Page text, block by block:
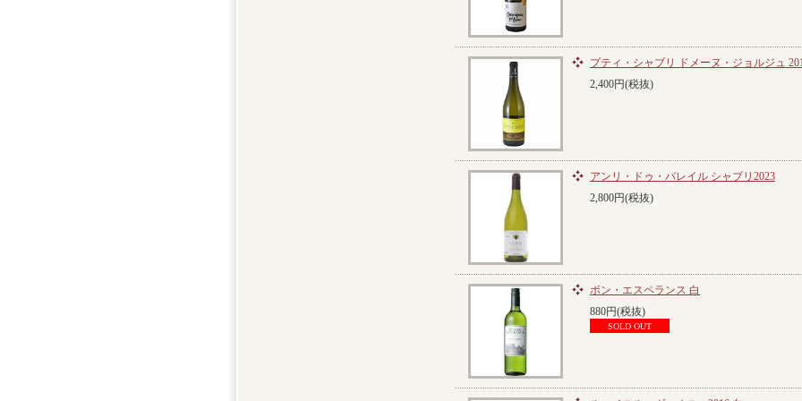
プティ・シャブリ ドメーヌ・ジョルジュ
2,400円(税抜)
アンリ・ドゥ・バレイル シャブリ2023
2,800円(税抜)
ボン・エスペランス 白
880円(税抜)
SOLD OUT